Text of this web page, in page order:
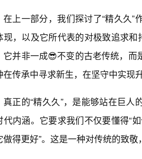
在上一部分，我们探讨了“精久久
现，以及它所代表的对极致追求
它并非一成😎不变的古老传统，
在传承中寻求新生，在坚守中实现
真正的“精久久”，是能够站在巨
代内涵。它要求我们不仅要懂得“
做得更好”。这是一种对传统的致